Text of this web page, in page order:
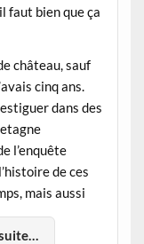
faut bien que ça
château, sauf
cinq ans.
dans des
l’enquête
de ces
mais aussi